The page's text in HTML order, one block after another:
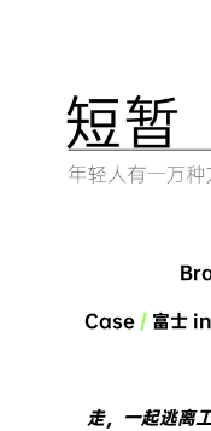
Case / 富士
走，一起逃离